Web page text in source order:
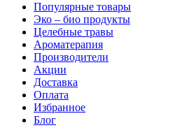
Популярные товары
Эко – био продукты
Целебные травы
Ароматерапия
Производители
Акции
Доставка
Оплата
Избранное
Блог